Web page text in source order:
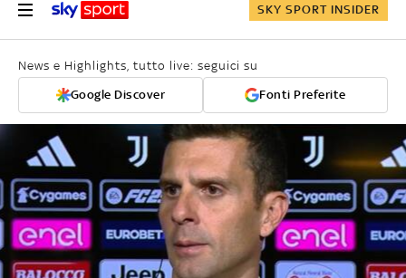
SKY SPORT INSIDER
News e Highlights, tutto live: seguici su
Google Discover Fonti Preferite